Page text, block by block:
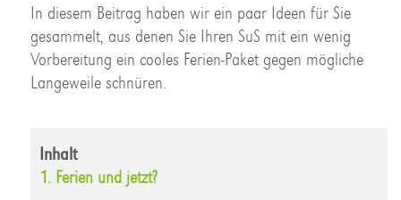
In diesem Beitrag haben wir ein paar Ideen für Sie
gesammelt, aus denen Sie Ihren SuS mit ein wenig
Vorbereitung ein cooles Ferien-Paket gegen mögliche
Langeweile schnüren.
Inhalt
1. Ferien und jetzt?